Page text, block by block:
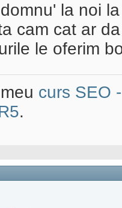
la noi
cam cat ar
le oferim
curs SEO
.